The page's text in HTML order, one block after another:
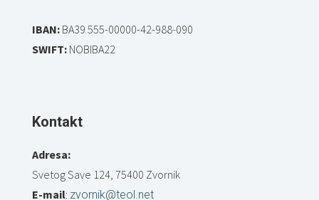
IBAN:BA39 555-00000-42-988-090
SWIFT:NOBIBA22
Kontakt
Adresa:
Svetog Save 124, 75400 Zvornik
E-mail: zvornik@teol.net